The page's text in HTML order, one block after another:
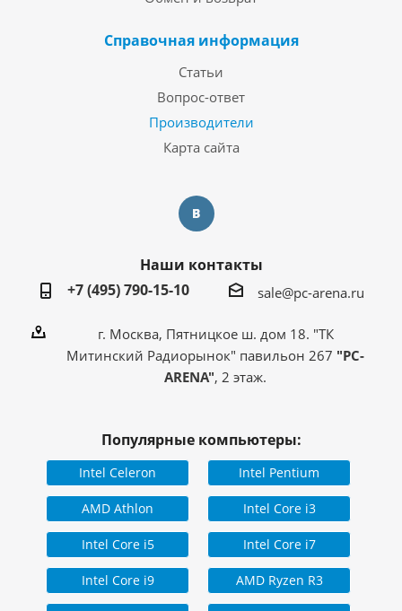
Справочная информация
Статьи
Вопрос-ответ
Производители
Карта сайта
Наши контакты
+7 (495) 790-15-10
sale@pc-arena.ru
г. Москва, Пятницкое ш. дом 18. "ТК
Митинский Радиорынок" павильон 267 "PC-
ARENA", 2 этаж.
Популярные компьютеры:
Intel Celeron Intel Pentium
AMD Athlon Intel Core i3
Intel Core i5 Intel Core i7
Intel Core i9 AMD Ryzen R3